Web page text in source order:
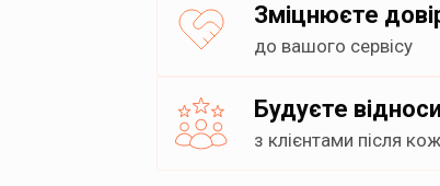
Зміцнюєте
до вашого сервісу
Будуєте
з клієнтами після